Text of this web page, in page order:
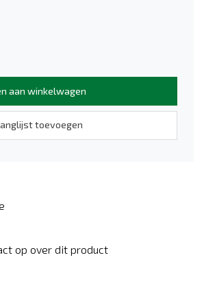
aan winkelwagen
toevoegen
op over dit product